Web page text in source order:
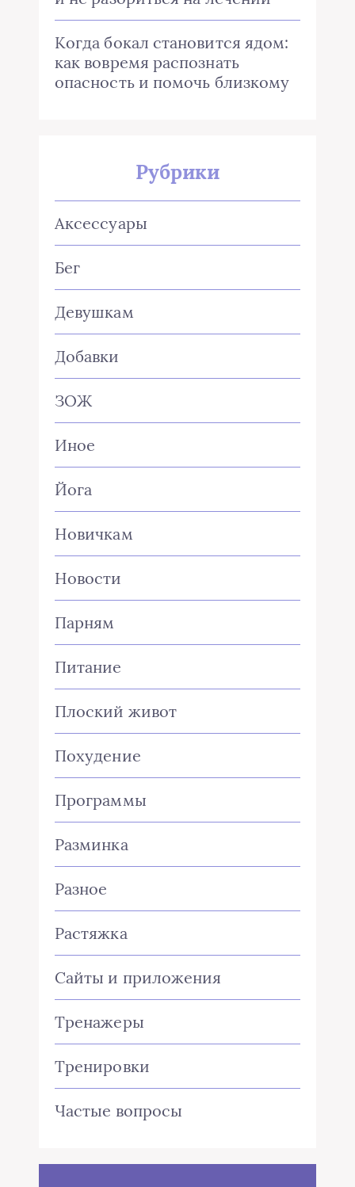
Когда бокал становится ядом:
как вовремя распознать
опасность и помочь близкому
Рубрики
Аксессуары
Бег
Девушкам
Добавки
ЗОЖ
Иное
Йога
Новичкам
Новости
Парням
Питание
Плоский живот
Похудение
Программы
Разминка
Разное
Растяжка
Сайты и приложения
Тренажеры
Тренировки
Частые вопросы